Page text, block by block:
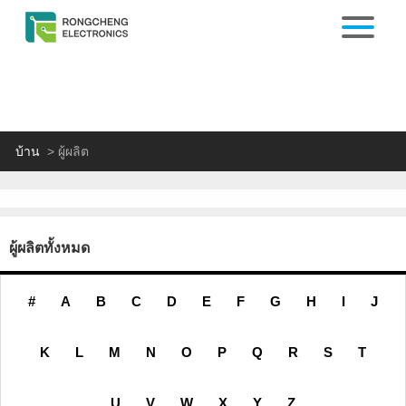
บ้าน > ผู้ผลิต
ผู้ผลิตทั้งหมด
# A B C D E F G H I J
K L M N O P Q R S T
U V W X Y Z